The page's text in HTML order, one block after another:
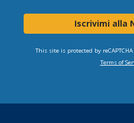
Iscrivimi alla
This site is protected by
Terms of